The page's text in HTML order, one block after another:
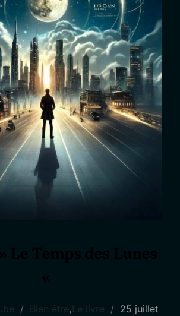
Bien être, Le livre
Publié
25 juillet